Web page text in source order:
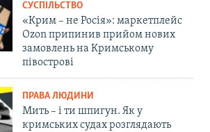
СУСПІЛЬСТВО
«Крим – не Росія»: маркетплейс
Ozon припинив прийом нових
замовлень на Кримському
півострові
ПРАВА ЛЮДИНИ
Мить – і ти шпигун. Як у
кримських судах розглядають